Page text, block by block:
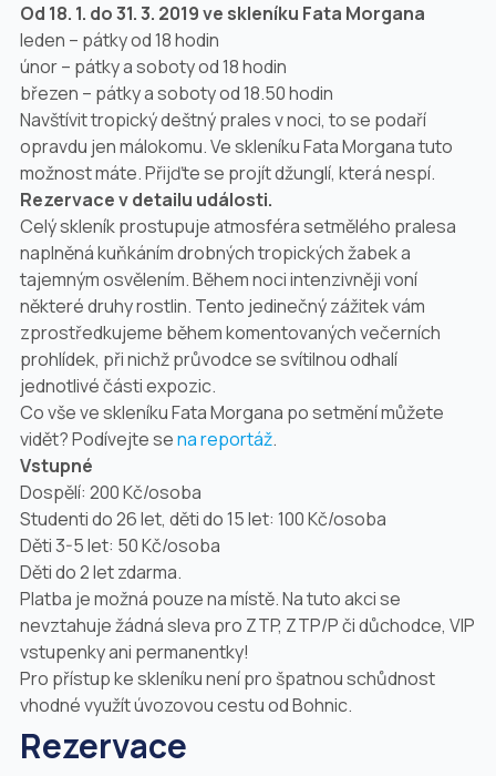
Od 18. 1. do 31. 3. 2019 ve skleníku Fata Morgana
leden – pátky od 18 hodin
únor – pátky a soboty od 18 hodin
březen – pátky a soboty od 18.50 hodin
Navštívit tropický deštný prales v noci, to se podaří
opravdu jen málokomu. Ve skleníku Fata Morgana tuto
možnost máte. Přijďte se projít džunglí, která nespí.
Rezervace v detailu události.
Celý skleník prostupuje atmosféra setmělého pralesa
naplněná kuňkáním drobných tropických žabek a
tajemným osvělením. Během noci intenzivněji voní
některé druhy rostlin. Tento jedinečný zážitek vám
zprostředkujeme během komentovaných večerních
prohlídek, při nichž průvodce se svítilnou odhalí
jednotlivé části expozic.
Co vše ve skleníku Fata Morgana po setmění můžete
vidět? Podívejte sena reportáž.
Vstupné
Dospělí: 200 Kč/osoba
Studenti do 26 let, děti do 15 let: 100 Kč/osoba
Děti 3-5 let: 50 Kč/osoba
Děti do 2 let zdarma.
Platba je možná pouze na místě. Na tuto akci se
nevztahuje žádná sleva pro ZTP, ZTP/P či důchodce, VIP
vstupenky ani permanentky!
Pro přístup ke skleníku není pro špatnou schůdnost
vhodné využít úvozovou cestu od Bohnic.
Rezervace